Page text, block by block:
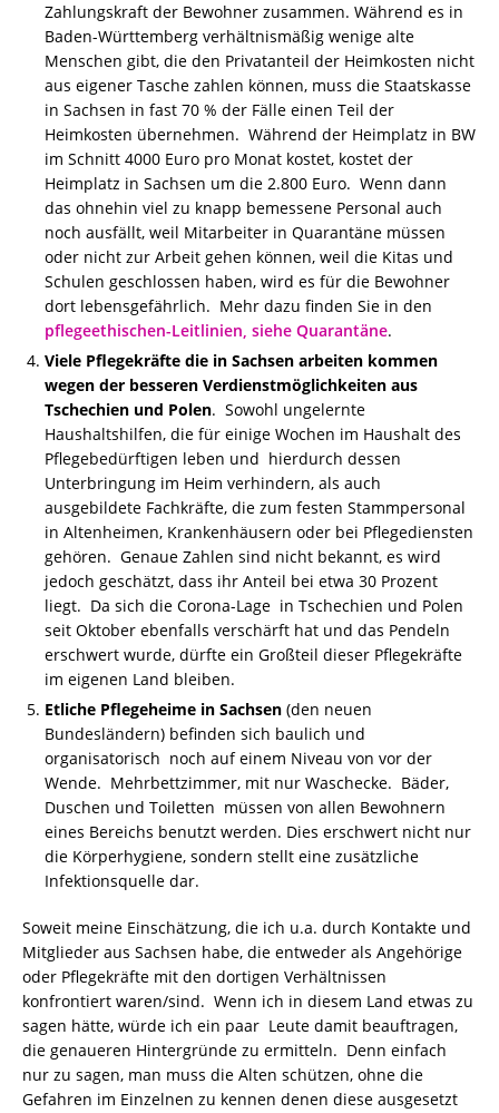
Zahlungskraft der Bewohner zusammen. Während es in
Baden-Württemberg verhältnismäßig wenige alte
Menschen gibt, die den Privatanteil der Heimkosten nicht
aus eigener Tasche zahlen können, muss die Staatskasse
in Sachsen in fast 70 % der Fälle einen Teil der
Heimkosten übernehmen. Während der Heimplatz in BW
im Schnitt 4000 Euro pro Monat kostet, kostet der
Heimplatz in Sachsen um die 2.800 Euro. Wenn dann
das ohnehin viel zu knapp bemessene Personal auch
noch ausfällt, weil Mitarbeiter in Quarantäne müssen
oder nicht zur Arbeit gehen können, weil die Kitas und
Schulen geschlossen haben, wird es für die Bewohner
dort lebensgefährlich. Mehr dazu finden Sie in den
pflegeethischen-Leitlinien, siehe Quarantäne.
Viele Pflegekräfte die in Sachsen arbeiten kommen
wegen der besseren Verdienstmöglichkeiten aus
Tschechien und Polen. Sowohl ungelernte
Haushaltshilfen, die für einige Wochen im Haushalt des
Pflegebedürftigen leben und hierdurch dessen
Unterbringung im Heim verhindern, als auch
ausgebildete Fachkräfte, die zum festen Stammpersonal
in Altenheimen, Krankenhäusern oder bei Pflegediensten
gehören. Genaue Zahlen sind nicht bekannt, es wird
jedoch geschätzt, dass ihr Anteil bei etwa 30 Prozent
liegt. Da sich die Corona-Lage in Tschechien und Polen
seit Oktober ebenfalls verschärft hat und das Pendeln
erschwert wurde, dürfte ein Großteil dieser Pflegekräfte
im eigenen Land bleiben.
Etliche Pflegeheime in Sachsen (den neuen
Bundesländern) befinden sich baulich und
organisatorisch noch auf einem Niveau von vor der
Wende. Mehrbettzimmer, mit nur Waschecke. Bäder,
Duschen und Toiletten müssen von allen Bewohnern
eines Bereichs benutzt werden. Dies erschwert nicht nur
die Körperhygiene, sondern stellt eine zusätzliche
Infektionsquelle dar.
Soweit meine Einschätzung, die ich u.a. durch Kontakte und
Mitglieder aus Sachsen habe, die entweder als Angehörige
oder Pflegekräfte mit den dortigen Verhältnissen
konfrontiert waren/sind. Wenn ich in diesem Land etwas zu
sagen hätte, würde ich ein paar Leute damit beauftragen,
die genaueren Hintergründe zu ermitteln. Denn einfach
nur zu sagen, man muss die Alten schützen, ohne die
Gefahren im Einzelnen zu kennen denen diese ausgesetzt